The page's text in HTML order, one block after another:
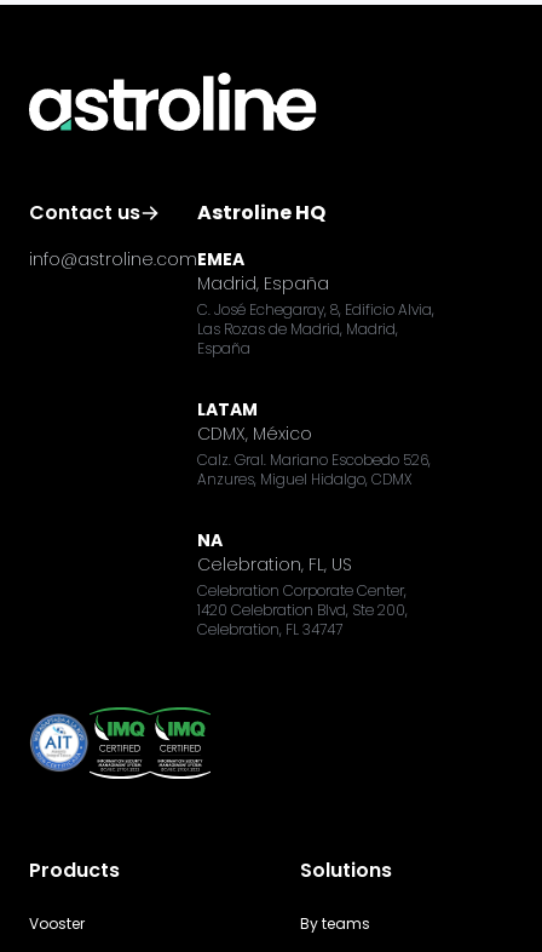
Contact us
info@astroline.com
Astroline HQ
EMEA
Madrid, España
C. José Echegaray, 8, Edificio Alvia,
Las Rozas de Madrid, Madrid,
España
LATAM
CDMX, México
Calz. Gral. Mariano Escobedo 526,
Anzures, Miguel Hidalgo, CDMX
NA
Celebration, FL, US
Celebration Corporate Center,
1420 Celebration Blvd, Ste 200,
Celebration, FL 34747
Products
Vooster
Solutions
By teams